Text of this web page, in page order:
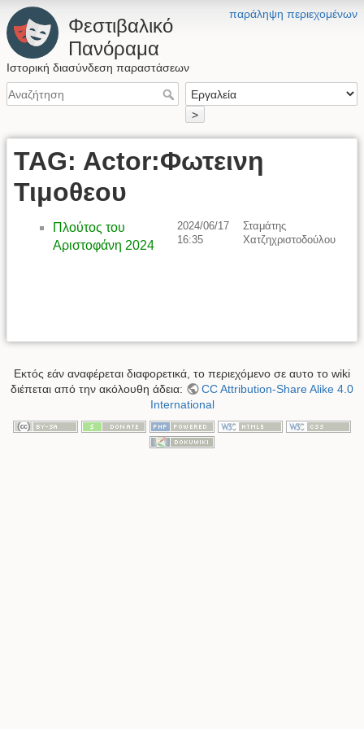
παράληψη περιεχομένων
Φεστιβαλικό
Πανόραμα
Ιστορική διασύνδεση παραστάσεων
>
TAG: Actor:Φωτεινη
Τιμοθεου
Πλούτος του
Αριστοφάνη 2024
2024/06/17
16:35
Σταμάτης
Χατζηχριστοδούλου
Εκτός εάν αναφέρεται διαφορετικά, το περιεχόμενο σε αυτο το wiki
διέπεται από την ακόλουθη άδεια:
CC Attribution-Share Alike 4.0
International